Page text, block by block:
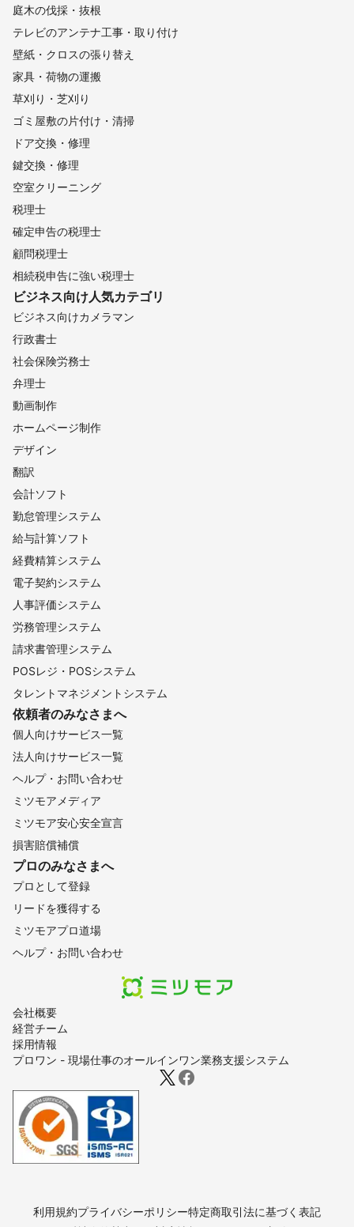
会社概要
経営チーム
採用情報
プロワン - 現場仕事のオールインワン業務支援システム
庭木の伐採・抜根
テレビのアンテナ工事・取り付け
壁紙・クロスの張り替え
家具・荷物の運搬
草刈り・芝刈り
ゴミ屋敷の片付け・清掃
ドア交換・修理
鍵交換・修理
空室クリーニング
税理士
確定申告の税理士
顧問税理士
相続税申告に強い税理士
ビジネス向け人気カテゴリ
ビジネス向けカメラマン
行政書士
社会保険労務士
弁理士
動画制作
ホームページ制作
デザイン
翻訳
会計ソフト
勤怠管理システム
給与計算ソフト
経費精算システム
電子契約システム
人事評価システム
労務管理システム
請求書管理システム
POSレジ・POSシステム
タレントマネジメントシステム
依頼者のみなさまへ
個人向けサービス一覧
法人向けサービス一覧
ヘルプ・お問い合わせ
ミツモアメディア
ミツモア安心安全宣言
損害賠償補償
プロのみなさまへ
プロとして登録
リードを獲得する
ミツモアプロ道場
ヘルプ・お問い合わせ
利用規約プライバシーポリシー特定商取引法に基づく表記